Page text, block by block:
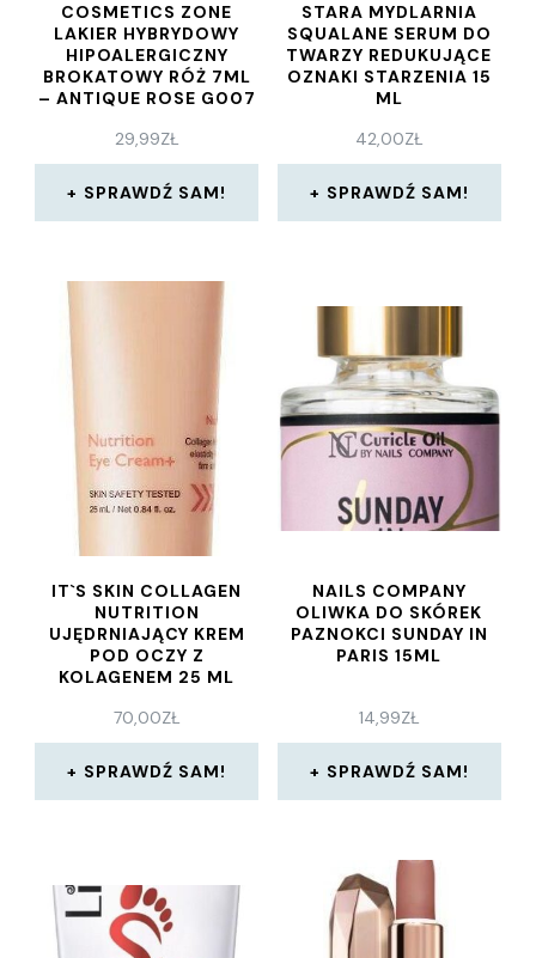
COSMETICS ZONE
LAKIER HYBRYDOWY
HIPOALERGICZNY
BROKATOWY RÓŻ 7ML
– ANTIQUE ROSE G007
29,99ZŁ
SPRAWDŹ SAM!
STARA MYDLARNIA
SQUALANE SERUM DO
TWARZY REDUKUJĄCE
OZNAKI STARZENIA 15
ML
42,00ZŁ
SPRAWDŹ SAM!
IT`S SKIN COLLAGEN
NUTRITION
UJĘDRNIAJĄCY KREM
POD OCZY Z
KOLAGENEM 25 ML
70,00ZŁ
SPRAWDŹ SAM!
NAILS COMPANY
OLIWKA DO SKÓREK
PAZNOKCI SUNDAY IN
PARIS 15ML
14,99ZŁ
SPRAWDŹ SAM!